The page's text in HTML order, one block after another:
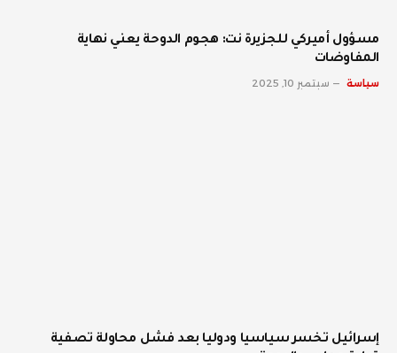
مسؤول أميركي للجزيرة نت: هجوم الدوحة يعني نهاية
المفاوضات
سياسة سبتمبر 10, 2025
إسرائيل تخسر سياسيا ودوليا بعد فشل محاولة تصفية